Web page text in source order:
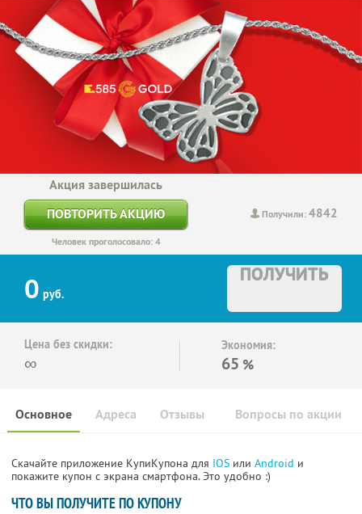
Получили:4842
Акция завершилась
ПОВТОРИТЬ АКЦИЮ
Человек проголосовало: 4
0 руб.
ПОЛУЧИТЬ
Цена без скидки:
∞
Экономия:
65 %
Основное Отзывы Вопросы по акции
Адреса
Скачайте приложение КупиКупона для IOS или Android и
покажите купон с экрана смартфона. Это удобно :)
ЧТО ВЫ ПОЛУЧИТЕ ПО КУПОНУ